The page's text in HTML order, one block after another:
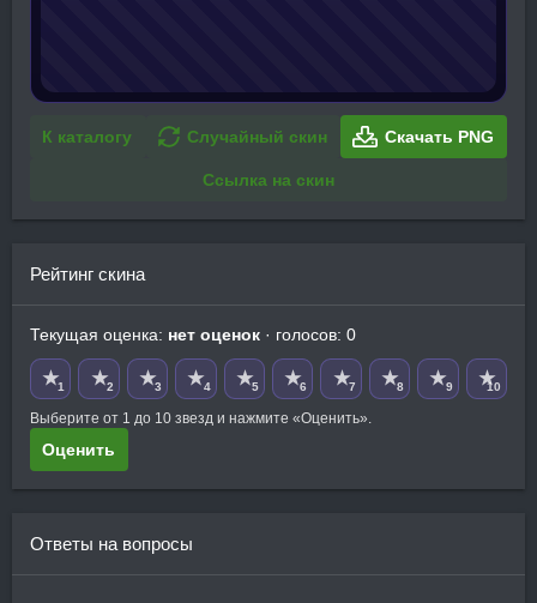
К каталогу Случайный скин Скачать PNG
Ссылка на скин
Рейтинг скина
Текущая оценка: нет оценок · голосов: 0
★1 ★2 ★3 ★4 ★5 ★6 ★7 ★8 ★9 ★10
Выберите от 1 до 10 звезд и нажмите «Оценить».
Оценить
Ответы на вопросы